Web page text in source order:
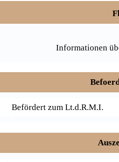
Informationen
Befördert zum Lt.d.R.M.I.